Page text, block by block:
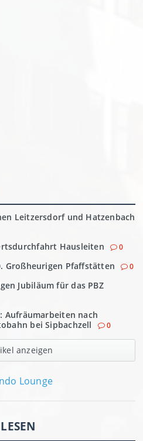
Leitzersdorf und Hatzenbach
Hausleiten 0
Großheurigen Pfaffstätten 0
Jubiläum für das PBZ
nach
bei Sipbachzell
0
anzeigen